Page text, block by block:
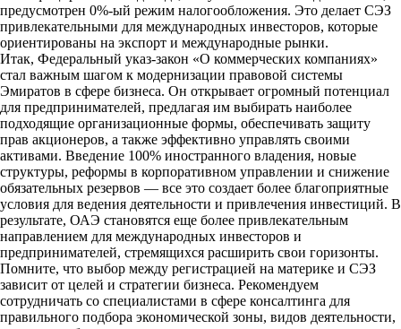
предусмотрен 0%-ый режим налогообложения. Это делает СЭЗ
привлекательными для международных инвесторов, которые
ориентированы на экспорт и международные рынки.
Итак, Федеральный указ-закон «О коммерческих компаниях»
стал важным шагом к модернизации правовой системы
Эмиратов в сфере бизнеса. Он открывает огромный потенциал
для предпринимателей, предлагая им выбирать наиболее
подходящие организационные формы, обеспечивать защиту
прав акционеров, а также эффективно управлять своими
активами. Введение 100% иностранного владения, новые
структуры, реформы в корпоративном управлении и снижение
обязательных резервов — все это создает более благоприятные
условия для ведения деятельности и привлечения инвестиций. В
результате, ОАЭ становятся еще более привлекательным
направлением для международных инвесторов и
предпринимателей, стремящихся расширить свои горизонты.
Помните, что выбор между регистрацией на материке и СЭЗ
зависит от целей и стратегии бизнеса. Рекомендуем
сотрудничать со специалистами в сфере консалтинга для
правильного подбора экономической зоны, видов деятельности,